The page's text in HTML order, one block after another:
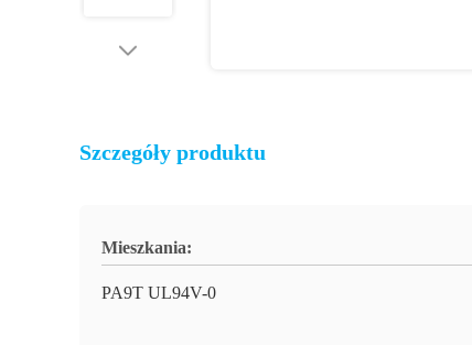
Szczegóły produktu
Mieszkania:
PA9T UL94V-0